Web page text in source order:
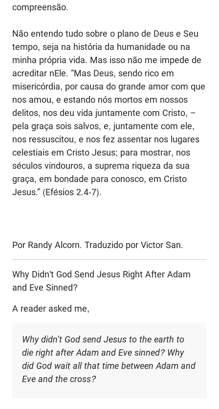
compreensão.
Não entendo tudo sobre o plano de Deus e Seu
tempo, seja na história da humanidade ou na
minha própria vida. Mas isso não me impede de
acreditar nEle. “Mas Deus, sendo rico em
misericórdia, por causa do grande amor com que
nos amou, e estando nós mortos em nossos
delitos, nos deu vida juntamente com Cristo, –
pela graça sois salvos, e, juntamente com ele,
nos ressuscitou, e nos fez assentar nos lugares
celestiais em Cristo Jesus; para mostrar, nos
séculos vindouros, a suprema riqueza da sua
graça, em bondade para conosco, em Cristo
Jesus.” (Efésios 2.4-7).
Por Randy Alcorn. Traduzido por Victor San.
Why Didn't God Send Jesus Right After Adam
and Eve Sinned?
A reader asked me,
Why didn’t God send Jesus to the earth to
die right after Adam and Eve sinned? Why
did God wait all that time between Adam and
Eve and the cross?